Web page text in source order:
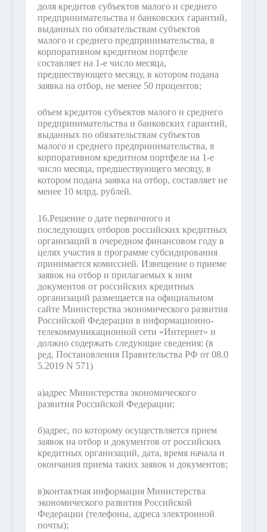
доля кредитов субъектов малого и среднего
предпринимательства и банковских гарантий,
выданных по обязательствам субъектов
малого и среднего предпринимательства, в
корпоративном кредитном портфеле
составляет на 1-е число месяца,
предшествующего месяцу, в котором подана
заявка на отбор, не менее 50 процентов;
объем кредитов субъектов малого и среднего
предпринимательства и банковских гарантий,
выданных по обязательствам субъектов
малого и среднего предпринимательства, в
корпоративном кредитном портфеле на 1-е
число месяца, предшествующего месяцу, в
котором подана заявка на отбор, составляет не
менее 10 млрд. рублей.
16.Решение о дате первичного и
последующих отборов российских кредитных
организаций в очередном финансовом году в
целях участия в программе субсидирования
принимается комиссией. Извещение о приеме
заявок на отбор и прилагаемых к ним
документов от российских кредитных
организаций размещается на официальном
сайте Министерства экономического развития
Российской Федерации в информационно-
телекоммуникационной сети «Интернет» и
должно содержать следующие сведения: (в
ред. Постановления Правительства РФ от 08.0
5.2019 N 571)
а)адрес Министерства экономического
развития Российской Федерации;
б)адрес, по которому осуществляется прием
заявок на отбор и документов от российских
кредитных организаций, дата, время начала и
окончания приема таких заявок и документов;
в)контактная информация Министерства
экономического развития Российской
Федерации (телефоны, адреса электронной
почты);